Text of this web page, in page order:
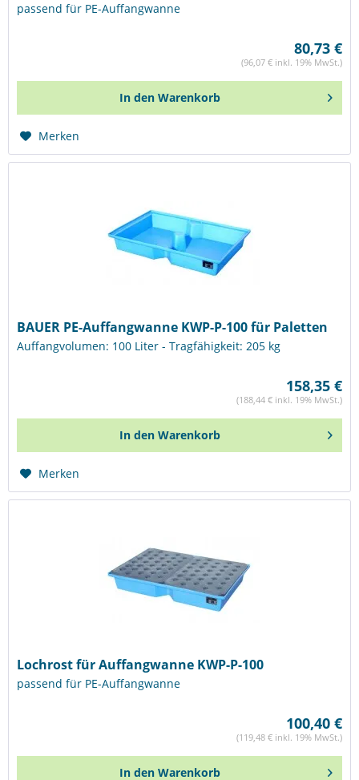
passend für PE-Auffangwanne
80,73 €
(96,07 € inkl. 19% MwSt.)
In den Warenkorb
Merken
BAUER PE-Auffangwanne KWP-P-100 für Paletten
Auffangvolumen: 100 Liter - Tragfähigkeit: 205 kg
158,35 €
(188,44 € inkl. 19% MwSt.)
In den Warenkorb
Merken
Lochrost für Auffangwanne KWP-P-100
passend für PE-Auffangwanne
100,40 €
(119,48 € inkl. 19% MwSt.)
In den Warenkorb